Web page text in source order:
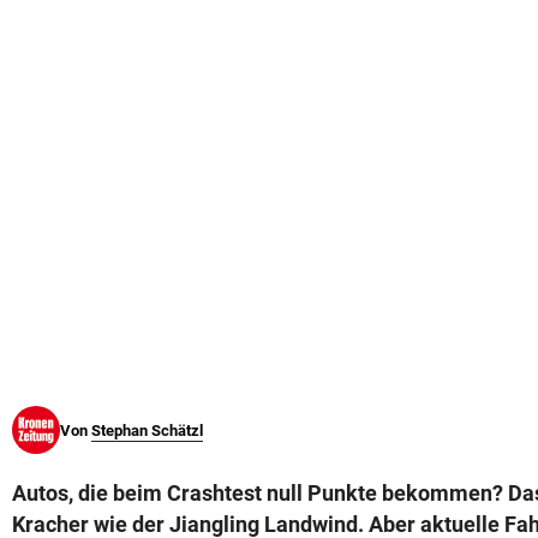
Von Stephan Schätzl
Autos, die beim Crashtest null Punkte bekommen?
Kracher wie der Jiangling Landwind. Aber aktuelle